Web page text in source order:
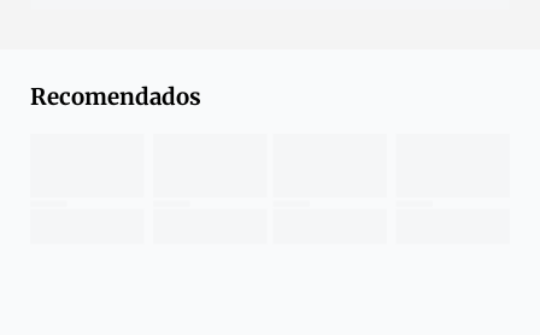
Recomendados